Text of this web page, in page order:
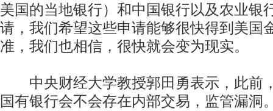
美国的当地银行）和中国银行以及农业银
请，我们希望这些申请能够很快得到美国
准，我们也相信，很快就会变为现实。
中央财经大学教授郭田勇表示，此前
国有银行会不会存在内部交易，监管漏洞